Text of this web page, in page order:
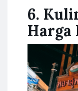
6.
Harga